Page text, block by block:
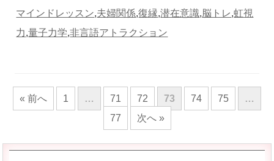
マインドレッスン,夫婦関係,復縁,潜在意識,脳トレ,虹視
力,量子力学,非言語アトラクション
« 前へ 1 … 71 72 73 74 75
…
77
次へ »